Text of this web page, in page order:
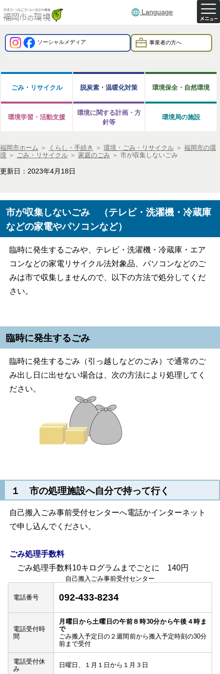
Language
ソーシャルメディア 事業者の方へ
ごみ・リサイクル 脱炭素・温暖化対策 環境保全・自然環境
環境学習・活動支援
環境に関する計画・方
針等
環境局の施設
福岡市ホーム ＞ くらし・手続き ＞ 環境・ごみ・リサイクル ＞ 福岡市の環
境 ＞ ごみ・リサイクル ＞ 家庭のごみ ＞ 市が収集しないごみ
更新日：2023年4月18日
市が収集しないごみ （テレビ・洗濯機・冷蔵庫
などの家電やパソコンなど）
臨時に発生するごみや、テレビ・洗濯機・冷蔵庫・エア
コンなどの家電リサイクル法対象品、パソコンなどのご
みは市で収集しませんので、以下の方法で処分してくだ
さい。
臨時に発生するごみ
臨時に発生するごみ（引っ越しなどのごみ）で通常のご
み出し日に出せない場合は、次の方法により処理してく
ださい。
１ 市の処理施設へ自分で持って行く
自己搬入ごみ事前受付センターへ電話かインターネット
で申し込んでください。
ごみ処理手数料
ごみ処理手数料10キログラムまでごとに 140円
自己搬入ごみ事前受付センター
電話番号 092-433-8234
電話受付時
間
月曜日から土曜日の午前８時30分から午後４時ま
で
ごみ搬入予定日の２週間前から搬入予定時刻の30分
前まで受付
電話受付休
み
日曜日、１月１日から１月３日